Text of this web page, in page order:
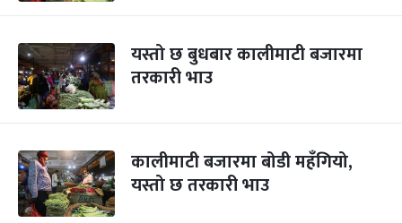
यस्तो छ बुधबार कालीमाटी बजारमा
तरकारी भाउ
कालीमाटी बजारमा बोडी महँगियो,
यस्तो छ तरकारी भाउ